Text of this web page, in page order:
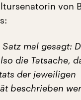
von
mal gesagt:
die Tatsache,
der jeweiligen
beschrieben